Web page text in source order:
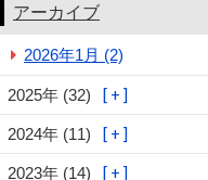
アーカイブ
2026年1月 (2)
2025年 (32)
2024年 (11)
2023年 (14)